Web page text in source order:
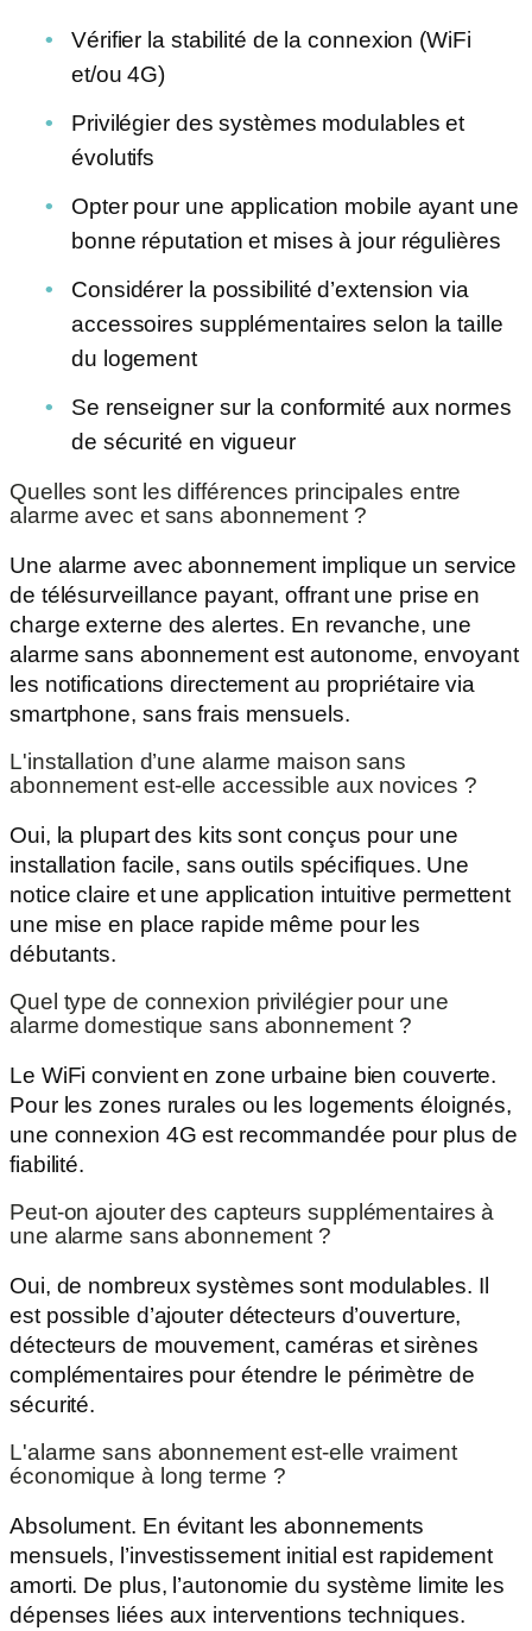
Vérifier la stabilité de la connexion (WiFi
et/ou 4G)
Privilégier des systèmes modulables et
évolutifs
Opter pour une application mobile ayant une
bonne réputation et mises à jour régulières
Considérer la possibilité d’extension via
accessoires supplémentaires selon la taille
du logement
Se renseigner sur la conformité aux normes
de sécurité en vigueur
Quelles sont les différences principales entre
alarme avec et sans abonnement ?
Une alarme avec abonnement implique un service
de télésurveillance payant, offrant une prise en
charge externe des alertes. En revanche, une
alarme sans abonnement est autonome, envoyant
les notifications directement au propriétaire via
smartphone, sans frais mensuels.
L'installation d’une alarme maison sans
abonnement est-elle accessible aux novices ?
Oui, la plupart des kits sont conçus pour une
installation facile, sans outils spécifiques. Une
notice claire et une application intuitive permettent
une mise en place rapide même pour les
débutants.
Quel type de connexion privilégier pour une
alarme domestique sans abonnement ?
Le WiFi convient en zone urbaine bien couverte.
Pour les zones rurales ou les logements éloignés,
une connexion 4G est recommandée pour plus de
fiabilité.
Peut-on ajouter des capteurs supplémentaires à
une alarme sans abonnement ?
Oui, de nombreux systèmes sont modulables. Il
est possible d’ajouter détecteurs d’ouverture,
détecteurs de mouvement, caméras et sirènes
complémentaires pour étendre le périmètre de
sécurité.
L'alarme sans abonnement est-elle vraiment
économique à long terme ?
Absolument. En évitant les abonnements
mensuels, l’investissement initial est rapidement
amorti. De plus, l’autonomie du système limite les
dépenses liées aux interventions techniques.